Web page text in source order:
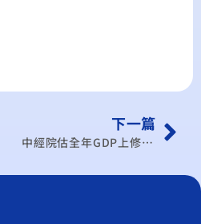
下一篇
中經院估全年GDP上修至3.63% 優於星韓